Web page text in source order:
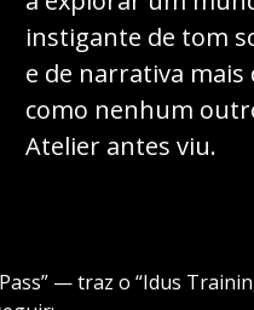
instigante de tom
e de narrativa mais
como nenhum
Atelier antes viu.
— traz o “Idus